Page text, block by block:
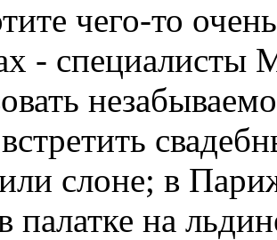
чего-то
- специалисты
слоне; в
палатке на